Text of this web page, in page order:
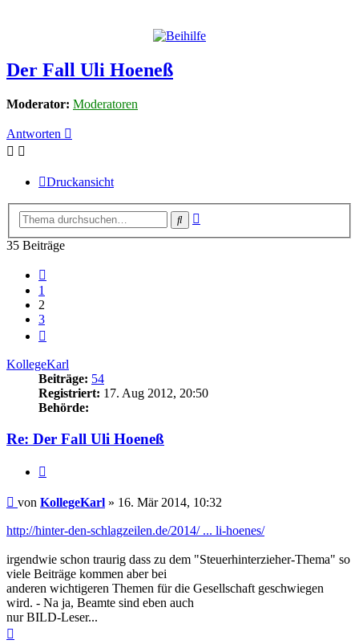
Der Fall Uli Hoeneß
Moderator: Moderatoren
Antworten
Druckansicht
Suche
35 Beiträge
1
2
3
KollegeKarl
Beiträge: 54
Registriert: 17. Aug 2012, 20:50
Behörde:
Re: Der Fall Uli Hoeneß
Beitrag
von KollegeKarl » 16. Mär 2014, 10:32
http://hinter-den-schlagzeilen.de/2014/ ... li-hoenes/
irgendwie schon traurig dass zu dem "Steuerhinterzieher-Thema" so
viele Beiträge kommen aber bei
anderen wichtigeren Themen für die Gesellschaft geschwiegen
wird. - Na ja, Beamte sind eben auch
nur BILD-Leser...